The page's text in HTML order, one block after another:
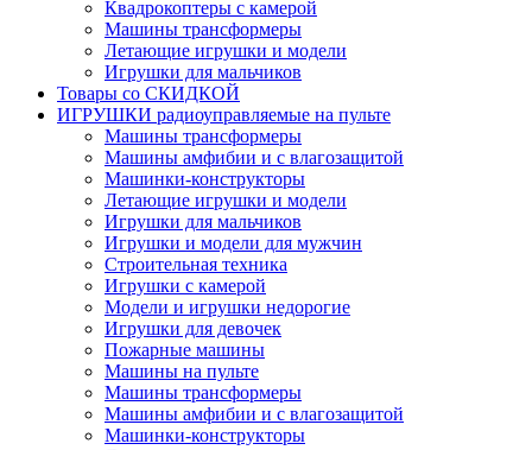
Квадрокоптеры с камерой
Машины трансформеры
Летающие игрушки и модели
Игрушки для мальчиков
Товары со СКИДКОЙ
ИГРУШКИ радиоуправляемые на пульте
Машины трансформеры
Машины амфибии и с влагозащитой
Машинки-конструкторы
Летающие игрушки и модели
Игрушки для мальчиков
Игрушки и модели для мужчин
Строительная техника
Игрушки с камерой
Модели и игрушки недорогие
Игрушки для девочек
Пожарные машины
Машины на пульте
Машины трансформеры
Машины амфибии и с влагозащитой
Машинки-конструкторы